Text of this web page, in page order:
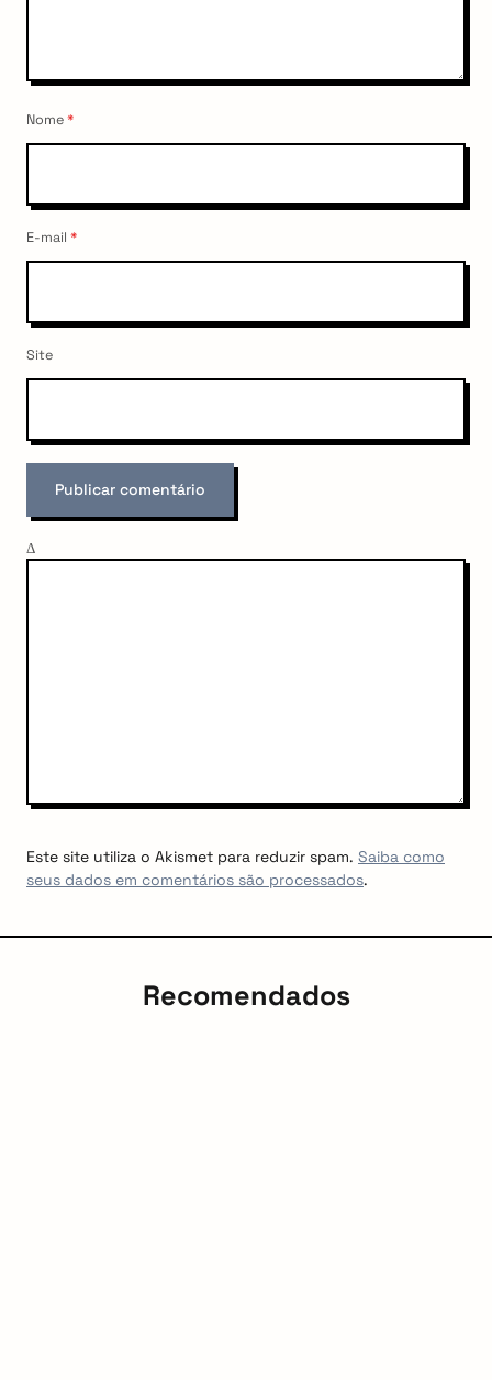
Nome*
E-mail *
Site
Δ
Este site utiliza o Akismet para reduzir spam. Saiba como
seus dados em comentários são processados.
Recomendados